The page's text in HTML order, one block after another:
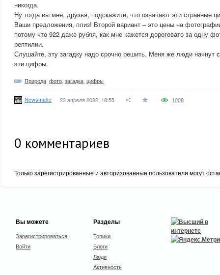
никогда.
Ну тогда вы мне, друзья, подскажите, что означают эти странные
Ваши предложения, плиз! Второй вариант – это цены на
потому что 922 даже рубля, как мне кажется дороговато за одну
рептилии.
Слушайте, эту загадку надо срочно решить. Меня же люди начнут
эти цифры.
Природа фото загадка цифры
Newsmake 23 апреля 2022, 18:55 1008
0 комментариев
Только зарегистрированные и авторизованные пользователи могут
Вы можете
Зарегистрироваться
Войти
Разделы
Топики
Блоги
Люди
Активность